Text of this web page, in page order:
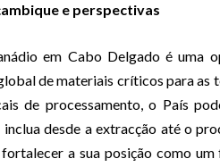
e perspectivas
em Cabo Delgado é uma
de materiais críticos para
de processamento, o País
desde a extracção até o
a sua posição como